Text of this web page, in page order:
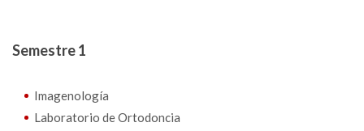
Semestre 1
Imagenología
Laboratorio de Ortodoncia